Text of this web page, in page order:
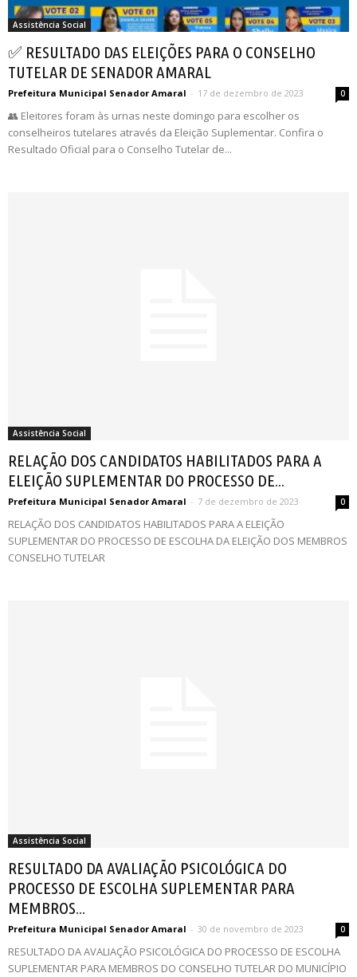
Assistência Social
✅ RESULTADO DAS ELEIÇÕES PARA O CONSELHO
TUTELAR DE SENADOR AMARAL
Prefeitura Municipal Senador Amaral - 17 de dezembro de 2023 0
👥 Eleitores foram às urnas neste domingo para escolher os
conselheiros tutelares através da Eleição Suplementar. Confira o
Resultado Oficial para o Conselho Tutelar de...
Assistência Social
RELAÇÃO DOS CANDIDATOS HABILITADOS PARA A
ELEIÇÃO SUPLEMENTAR DO PROCESSO DE...
Prefeitura Municipal Senador Amaral - 7 de dezembro de 2023 0
RELAÇÃO DOS CANDIDATOS HABILITADOS PARA A ELEIÇÃO
SUPLEMENTAR DO PROCESSO DE ESCOLHA DA ELEIÇÃO DOS MEMBROS
CONSELHO TUTELAR
Assistência Social
RESULTADO DA AVALIAÇÃO PSICOLÓGICA DO
PROCESSO DE ESCOLHA SUPLEMENTAR PARA
MEMBROS...
Prefeitura Municipal Senador Amaral - 30 de novembro de 2023 0
RESULTADO DA AVALIAÇÃO PSICOLÓGICA DO PROCESSO DE ESCOLHA
SUPLEMENTAR PARA MEMBROS DO CONSELHO TUTELAR DO MUNICÍPIO